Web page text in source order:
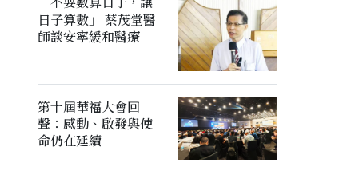
日子算數」 蔡茂堂醫
師談安寧緩和醫療
第十屆華福大會回
聲：感動、啟發與使
命仍在延續